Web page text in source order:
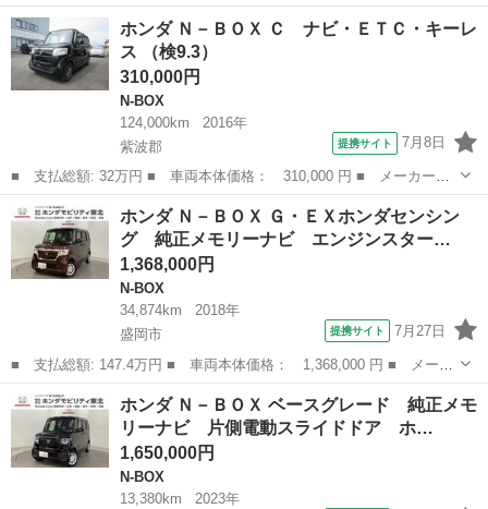
ー名： ホンダ ■ 車種名： Ｎ－ＢＯＸカスタム ■ グレード
名： Ｇ・Ｌホンダセンシング 純正メモリーナビ 純正アルミホイ
ール エンジ...
岩手 盛岡市 N-BOX
ホンダ Ｎ－ＢＯＸ Ｃ ナビ・ＥＴＣ・キーレ
ス （検9.3）
310,000円
N-BOX
124,000km
2016年
紫波郡
提携サイト 7月8日
■ 支払総額: 32万円 ■ 車両本体価格： 310,000 円 ■ メーカー
名： ホンダ ■ 車種名： Ｎ－ＢＯＸ ■ グレード名： Ｃ ナ
ビ・ＥＴＣ・キーレス ■ 排気量： 660cc ■ ドア枚数： 5D ■ ミ
ッシ...
岩手 紫波郡 N-BOX
ホンダ Ｎ－ＢＯＸ Ｇ・ＥＸホンダセンシン
グ 純正メモリーナビ エンジンスター…
1,368,000円
N-BOX
34,874km
2018年
盛岡市
提携サイト 7月27日
■ 支払総額: 147.4万円 ■ 車両本体価格： 1,368,000 円 ■ メーカ
ー名： ホンダ ■ 車種名： Ｎ－ＢＯＸ ■ グレード名： Ｇ・Ｅ
Ｘホンダセンシング 純正メモリーナビ エンジンスターター 両側
電動スラ...
岩手 N-BOX
ホンダ Ｎ－ＢＯＸ ベースグレード 純正メモ
リーナビ 片側電動スライドドア ホ…
1,650,000円
N-BOX
13,380km
2023年